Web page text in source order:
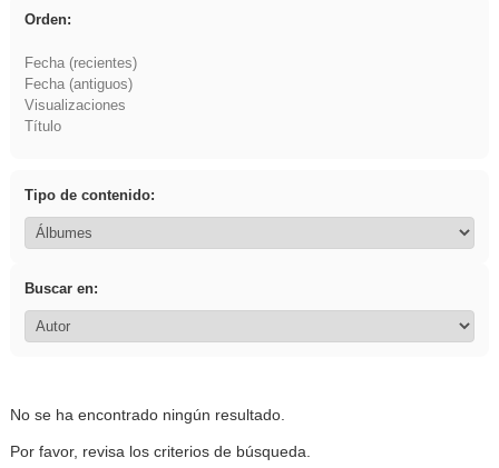
Orden:
Fecha (recientes)
Fecha (antiguos)
Visualizaciones
Título
Tipo de contenido:
Buscar en:
No se ha encontrado ningún resultado.
Por favor, revisa los criterios de búsqueda.